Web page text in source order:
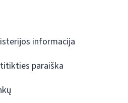
informacija
paraiška